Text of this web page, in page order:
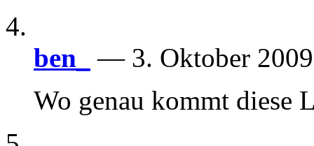
ben_
— 3. Oktober
Wo genau kommt diese